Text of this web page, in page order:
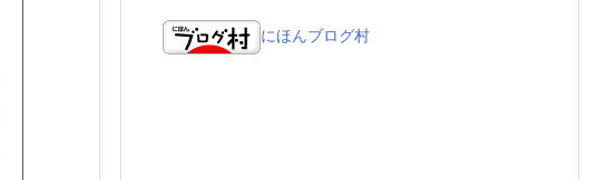
にほんブログ村